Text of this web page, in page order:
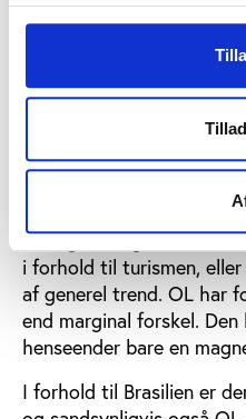
henvisning til effekten fra
officielle tal fra Office of
nedgang i antallet af
omkring OL.
Ganske vist brugte de
pr. hoved end normalt,
år for år – også i 2014.
umuligt at afgøre, om
i forhold til turismen,
af generel trend. OL har
end marginal forskel.
henseender bare en
I forhold til Brasilien er